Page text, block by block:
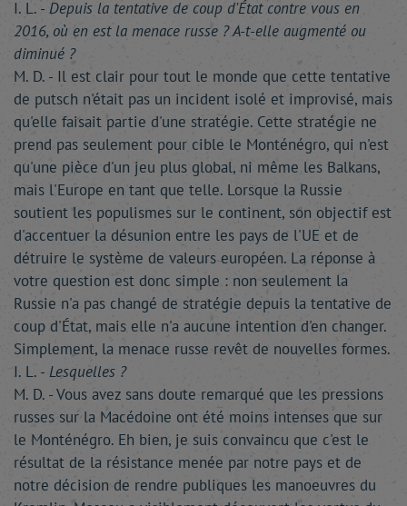
I. L. - Depuis la tentative de coup d'État contre vous en
2016, où en est la menace russe ? A-t-elle augmenté ou
diminué ?
M. D. - Il est clair pour tout le monde que cette tentative
de putsch n'était pas un incident isolé et improvisé, mais
qu'elle faisait partie d'une stratégie. Cette stratégie ne
prend pas seulement pour cible le Monténégro, qui n'est
qu'une pièce d'un jeu plus global, ni même les Balkans,
mais l'Europe en tant que telle. Lorsque la Russie
soutient les populismes sur le continent, son objectif est
d'accentuer la désunion entre les pays de l'UE et de
détruire le système de valeurs européen. La réponse à
votre question est donc simple : non seulement la
Russie n'a pas changé de stratégie depuis la tentative de
coup d'État, mais elle n'a aucune intention d'en changer.
Simplement, la menace russe revêt de nouvelles formes.
I. L. - Lesquelles ?
M. D. - Vous avez sans doute remarqué que les pressions
russes sur la Macédoine ont été moins intenses que sur
le Monténégro. Eh bien, je suis convaincu que c'est le
résultat de la résistance menée par notre pays et de
notre décision de rendre publiques les manoeuvres du